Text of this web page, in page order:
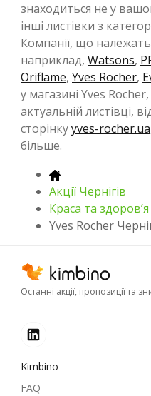
знаходиться не у
інші листівки з
Компанії, що належать
наприклад, Watsons,
Oriflame, Yves Rocher,
у магазині Yves
актуальній листівці,
сторінкуyves-rocher.ua
більше.
Акції Чернігів
Краса та здоров’я
Yves Rocher
Останні акції, пропозиції та
Kimbino
FAQ